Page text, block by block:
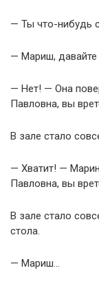
— Ты что-нибудь
— Мариш,
— Нет! — Она
Павловна, вы
В зале стало
— Хватит! —
Павловна, вы
В зале стало
стола.
— Мариш…